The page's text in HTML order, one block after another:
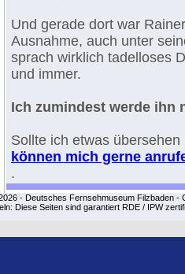
Und gerade dort war
Ausnahme, auch unter
sprach wirklich tadelloses
und immer.
Ich zumindest werde ihn
Sollte ich etwas
können mich gerne
.
- Deutsches Fernsehmuseum Filzbaden -
Diese Seiten sind garantiert RDE / IPW